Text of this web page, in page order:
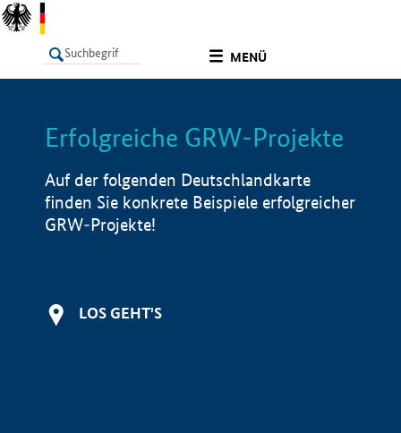
MENÜ
LISTE Info
Erfolgreiche GRW-Projekte
Auf der folgenden Deutschlandkarte
finden Sie konkrete Beispiele erfolgreicher
GRW-Projekte!
LOS GEHT'S